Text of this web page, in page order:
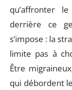
qu’affronter
derrière ce
s’impose : la
limite pas à
Être
qui débordent